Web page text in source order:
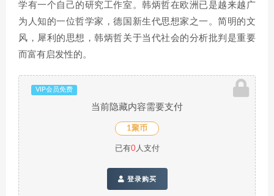
学有一个自己的研究工作室。韩炳哲在欧洲已是越来越广
为人知的一位哲学家，德国新生代思想家之一。简明的文
风，犀利的思想，韩炳哲关于当代社会的分析批判是重要
而富有启发性的。
VIP会员免费
当前隐藏内容需要支付
1聚币
已有0人支付
登录购买